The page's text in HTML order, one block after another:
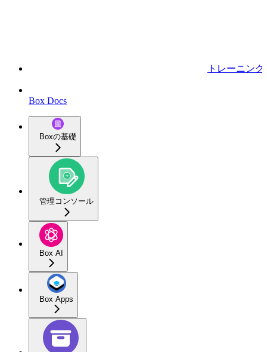
トレーニング
Box Docs
Boxの基礎
管理コンソール
Box AI
Box Apps